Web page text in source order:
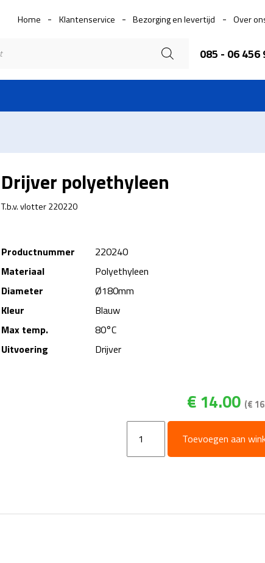
Home Klantenservice Bezorging en levertijd Over
085 - 06 456
Drijver polyethyleen
T.b.v. vlotter 220220
Productnummer
220240
Materiaal
Polyethyleen
Diameter
Ø180mm
Kleur
Blauw
Max temp.
80°C
Uitvoering
Drijver
€14.00 (€
polyethyleen
aantal
Toevoegen aan